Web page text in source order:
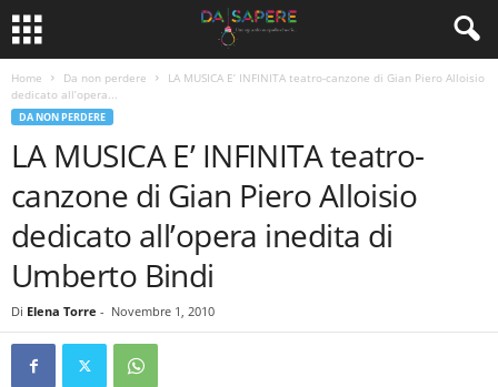
Home Da non perdere
LA MUSICA E’ INFINITA teatro-canzone di Gian Piero Alloisio
dedicato all’opera...
DA NON PERDERE
LA MUSICA E’ INFINITA teatro-
canzone di Gian Piero Alloisio
dedicato all’opera inedita di
Umberto Bindi
Di Elena Torre - Novembre 1, 2010